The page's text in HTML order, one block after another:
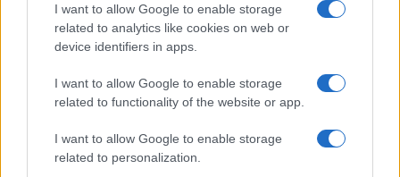
I want to allow Google to enable storage
related to analytics like cookies on web or
device identifiers in apps.
I want to allow Google to enable storage
related to functionality of the website or app.
I want to allow Google to enable storage
related to personalization.
Magyarországon, az egy másik
liga volt, a bitófát kockáztatta,
aki a közelébe került. Sajnos már
most többet értekeztem róla,